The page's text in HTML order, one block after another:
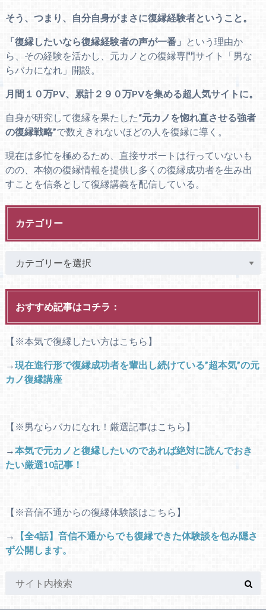
そう、つまり、自分自身がまさに復縁経験者ということ。
「復縁したいなら復縁経験者の声が一番」
という理由か
ら、その経験を活かし、元カノとの復縁専門サイト「男な
らバカになれ」開設。
月間１０万PV、累計２９０万PVを集める超人気サイトに。
自身が研究して復縁を果たした“元カノを惚れ直させる強者
の復縁戦略”で数えきれないほどの人を復縁に導く。
現在は多忙を極めるため、直接サポートは行っていないも
のの、本物の復縁情報を提供し多くの復縁成功者を生み出
すことを信条として復縁講義を配信している。
カテゴリー
おすすめ記事はコチラ：
【※本気で復縁したい方はこちら】
→現在進行形で復縁成功者を輩出し続けている”超本気”の元
カノ復縁講座
【※男ならバカになれ！厳選記事はこちら】
→本気で元カノと復縁したいのであれば絶対に読んでおき
たい厳選10記事！
【※音信不通からの復縁体験談はこちら】
→
【全4話】音信不通からでも復縁できた体験談を包み隠さ
ず公開します。